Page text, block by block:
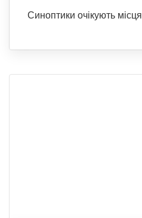
Синоптики очікують